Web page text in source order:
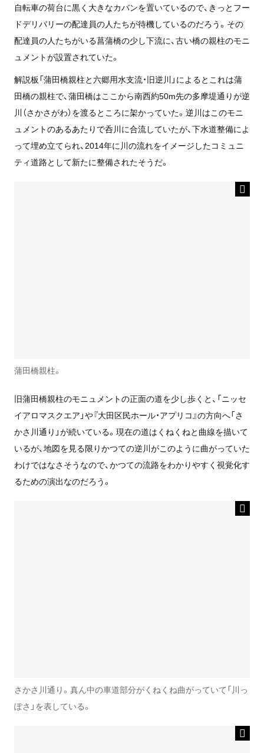
自転車の荷台に黒く大きなカバンを置いているので、きっとフー
ドデリバリーの配達員の人たちが待機しているのだろう。その
配達員の人たちがいる菖蒲橋の少し下流に、古い橋の親柱のモニ
ュメントが設置されていた。
解説板「蒲田橋親柱と六郷用水支流・旧逆川」によるとこれは蒲
田橋の親柱で、蒲田橋はここから南西約50m先の多摩堤通りが逆
川（さかさがわ）を渡るところに架かっていた。逆川はこのモニ
ュメントのあるあたりで呑川に合流していたが、下水道整備によ
って埋め立てられ、2014年に川の流れをイメージしたコミュニ
ティ道路として新たに整備されたそうだ。
蒲田橋親柱。
旧蒲田橋親柱のモニュメントの正面の道を少し歩くと、「ニッセ
イアロマスクエア」や『大田区民ホール・アプリコ』の方向へ「さ
かさ川通り」が続いている。現在の道はくねくねと曲線を描いて
いるが、地図を見る限りかつての逆川がこのように曲がっていた
わけではなさそうなので、かつての流路をわかりやすく視覚化す
るための演出なのだろう。
さかさ川通り。真ん中の車道部分がくねくね曲がっていて「川っ
ぽさ」を表している。